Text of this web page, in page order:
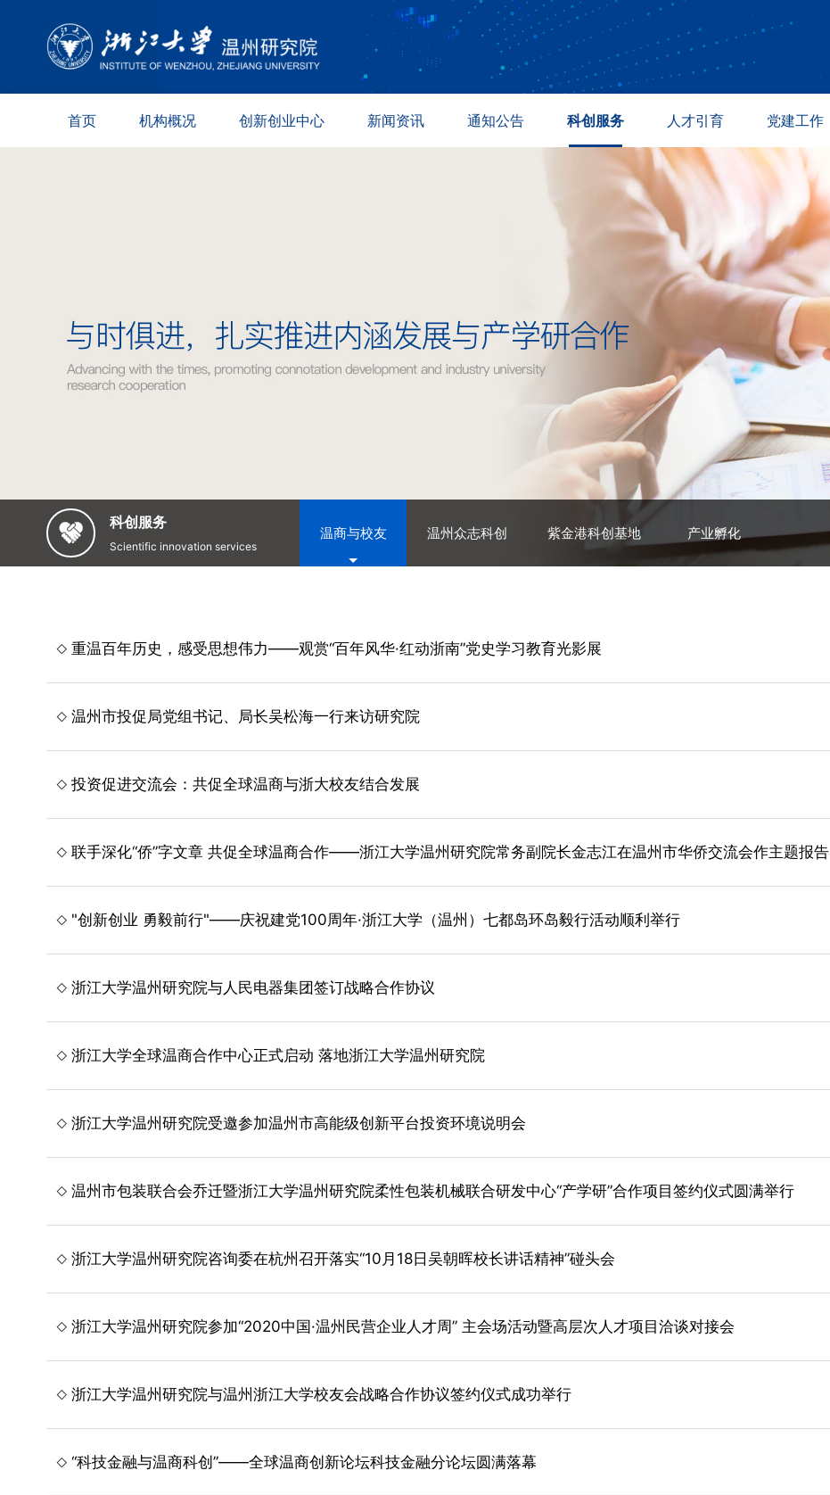
首页 机构概况
园区保障
联系方式
创新创业中心 新闻资讯 通知公告 科创服务
温州众志科创
紫金港科创基地
人才引育
人才招聘
人才引进
教育培训
党建工作
专题活动
政策法规
科创服务
Scientific innovation services
温商与校友 温州众志科创 紫金港科创基地 产业孵化
重温百年历史，感受思想伟力——观赏“百年风华·红动浙南”党史学习教育光影展
温州市投促局党组书记、局长吴松海一行来访研究院
投资促进交流会：共促全球温商与浙大校友结合发展
联手深化“侨”字文章 共促全球温商合作——浙江大学温州研究院常务副院长金志江在温州市华侨交流会作主题报告
"创新创业 勇毅前行"——庆祝建党100周年·浙江大学（温州）七都岛环岛毅行活动顺利举行
浙江大学温州研究院与人民电器集团签订战略合作协议
浙江大学全球温商合作中心正式启动 落地浙江大学温州研究院
浙江大学温州研究院受邀参加温州市高能级创新平台投资环境说明会
温州市包装联合会乔迁暨浙江大学温州研究院柔性包装机械联合研发中心“产学研”合作项目签约仪式圆满举行
浙江大学温州研究院咨询委在杭州召开落实“10月18日吴朝晖校长讲话精神”碰头会
浙江大学温州研究院参加“2020中国·温州民营企业人才周” 主会场活动暨高层次人才项目洽谈对接会
浙江大学温州研究院与温州浙江大学校友会战略合作协议签约仪式成功举行
“科技金融与温商科创”——全球温商创新论坛科技金融分论坛圆满落幕